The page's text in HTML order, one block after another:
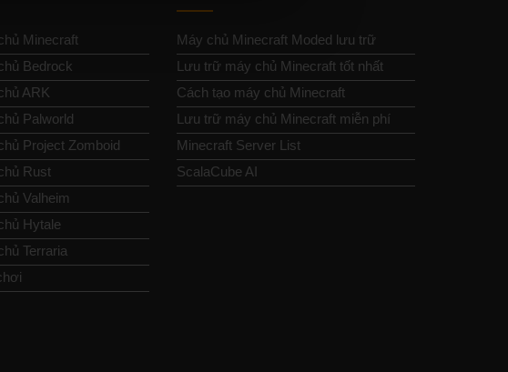
Minecraft
Bedrock
ARK
Palworld
Project Zomboid
Rust
Valheim
Hytale
Terraria
Máy chủ Minecraft Moded lưu trữ
Lưu trữ máy chủ Minecraft tốt nhất
Cách tạo máy chủ Minecraft
Lưu trữ máy chủ Minecraft miễn phí
Minecraft Server List
ScalaCube AI